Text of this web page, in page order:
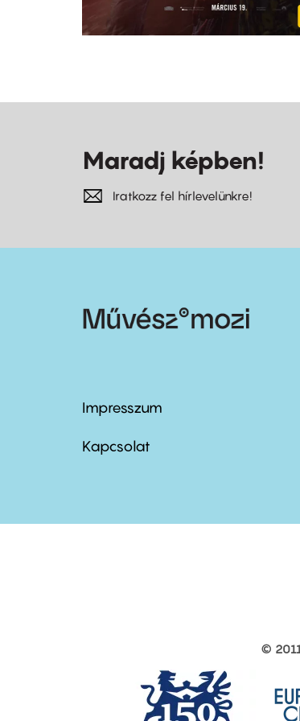
Maradj képben!
Iratkozz fel hírlevelünkre!
Footer
menu
Impresszum
Kapcsolat
other
©